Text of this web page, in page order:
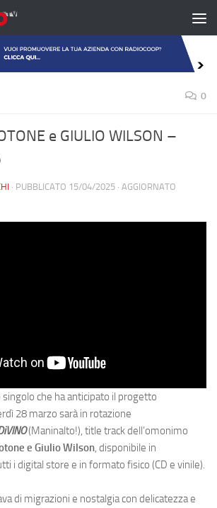
0
e GIULIO WILSON –
· PUBBLICATO 15/04/2025 · AGGIORNATO
singolo che ha anticipato il progetto
28 marzo sarà in rotazione
(Maninalto!), title track dell’omonimo
e Giulio Wilson, disponibile in
i digital store e in formato fisico (CD e vinile).
di migrazioni e nostalgia con delicatezza e